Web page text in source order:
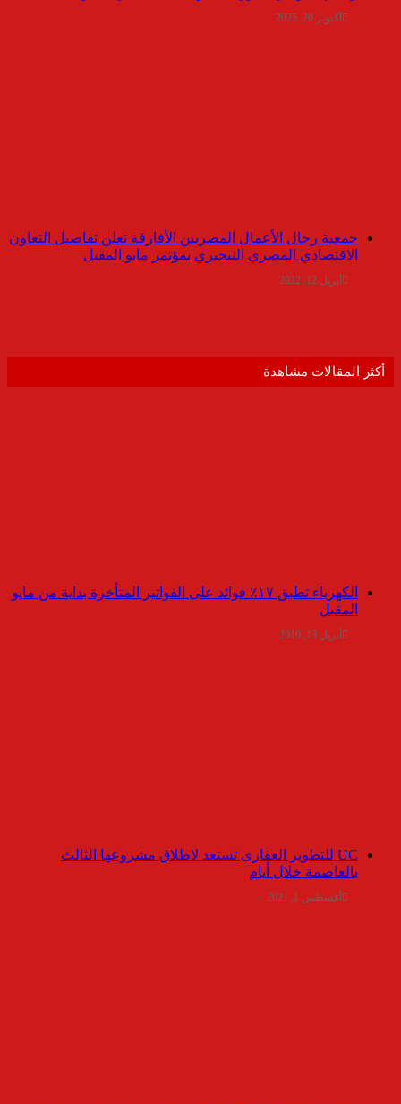
أكتوبر 20, 2025
جمعية رجال الأعمال المصريين الأفارقة تعلن تفاصيل التعاون
الاقتصادي المصري النيجيري بمؤتمر مايو المقبل
أبريل 12, 2022
أكثر المقالات مشاهدة
الكهرباء تطبق ١٧٪ فوائد على الفواتير المتأخرة بداية من مايو
المقبل
أبريل 13, 2019
UC للتطوير العقارى تستعد لاطلاق مشروعها الثالث
بالعاصمة خلال أيام
أغسطس 1, 2021